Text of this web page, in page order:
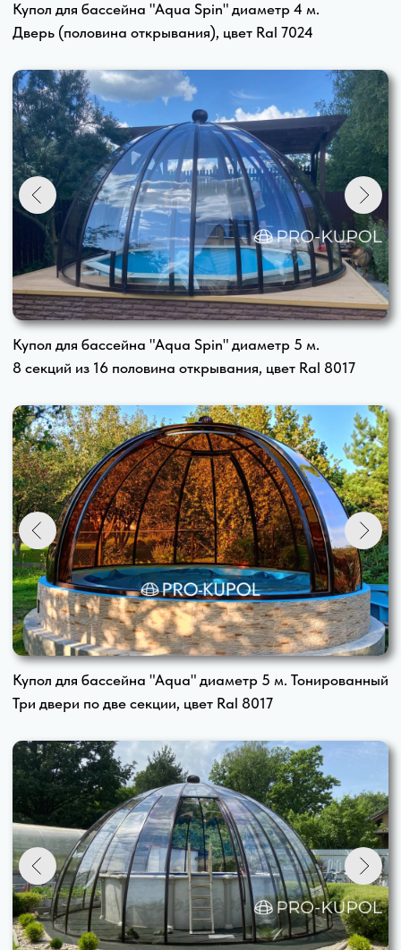
Купол для бассейна "Aqua Mega" диаметр 8 м.
Дверь 2 секций из 28, цвет Ral 8017
Купол для бассейна "Aqua" диаметр 5 м.
Две двери по две секции, цвет Ral 8017
куполов для бассейна
h 3,5 м. х d 7 м. 525 000 ₽
h 3,75 м. х d 7,5 м 640 000 ₽
h 4 м. х d 8 м. 675 000 ₽
h 2,5 м. х d 5 м. 310 000 ₽
h 2,5 м. х d 5,5 м. 345 000 ₽
h 3,0 м. х d 6,5 м. 485 000 ₽
h 2,3 м. х d 3 м. 205 000 ₽
h 2,3 м. х d 3,5 м. 215 000 ₽
h 2,3 м. х d 4 м. 225 000 ₽
h 2,3 м. х d 4,5 м. 275 000 ₽
С двухсекционной дверью
С двухсекционной дверью
С двухсекционной дверью